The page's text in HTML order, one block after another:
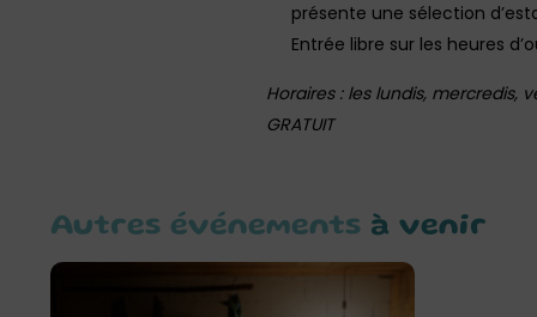
présente une sélection
Entrée libre sur les heures
Horaires : les lundis, mercredis,
GRATUIT
Autres événements à venir